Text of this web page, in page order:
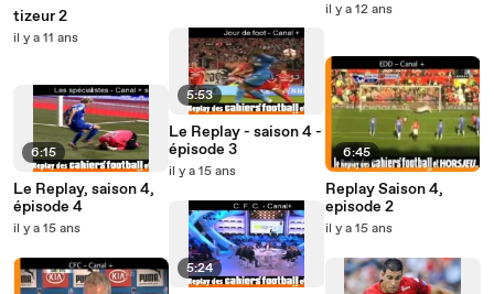
tizeur 2
il y a 11 ans
6:15
Le Replay, saison 4,
épisode 4
il y a 15 ans
5:53
Le Replay - saison 4 -
épisode 3
il y a 15 ans
5:24
il y a 12 ans
6:45
Replay Saison 4,
episode 2
il y a 15 ans